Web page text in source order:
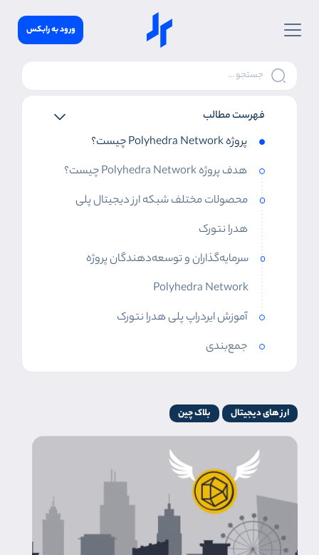
ورود به رابکس
فهرست مطالب
پروژه Polyhedra Network چیست؟
هدف پروژه Polyhedra Network چیست؟
محصولات مختلف شبکه ارز دیجیتال پلی
هدرا نتورک
سرمایه‌گذاران و توسعه‌دهندگان پروژه
Polyhedra Network
آموزش ایردراپ پلی هدرا نتورک
جمع‌بندی
ارز های دیجیتال بلاک چین